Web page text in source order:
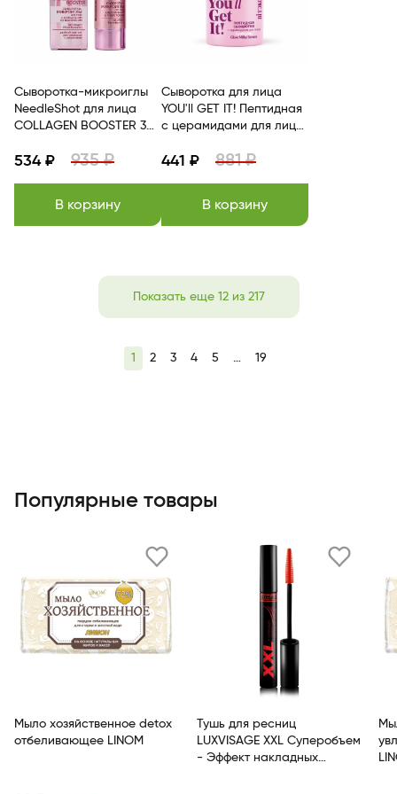
Сыворотка-микроиглы
NeedleShot для лица
COLLAGEN BOOSTER 30
534 ₽ 935 ₽
В корзину
Сыворотка для лица
YOU'll GET IT! Пептидная
с церамидами для лица
441 ₽ 881 ₽
В корзину
Показать еще 12 из 217
1 2 3 4 5 … 19
Популярные товары
Мыло хозяйственное detox
отбеливающее LINOM
Тушь для ресниц
LUXVISAGE XXL Суперобъем
- Эффект накладных